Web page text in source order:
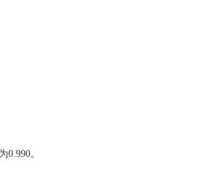
。